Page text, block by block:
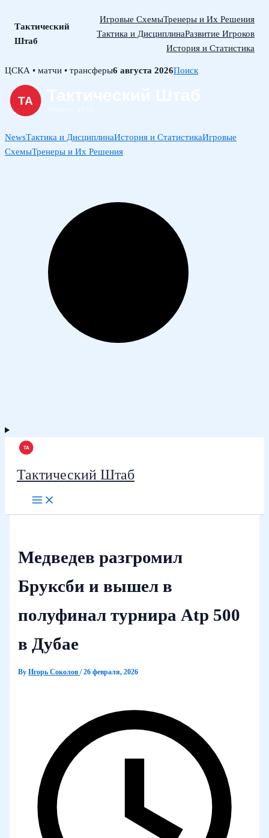
Тактический
Штаб
Игровые СхемыТренеры и Их Решения
Тактика и ДисциплинаРазвитие Игроков
История и Статистика
Skip
content
ЦСКА • матчи • трансферы6 августа 2026Поиск
NewsТактика и ДисциплинаИстория и СтатистикаИгровые
СхемыТренеры и Их Решения
Тактический Штаб
Медведев разгромил
Бруксби и вышел в
полуфинал турнира Atp 500
в Дубае
ByИгорь Соколов/26 февраля, 2026